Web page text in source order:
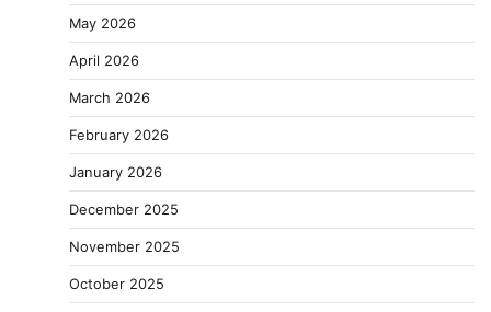
May 2026
April 2026
March 2026
February 2026
January 2026
December 2025
November 2025
October 2025